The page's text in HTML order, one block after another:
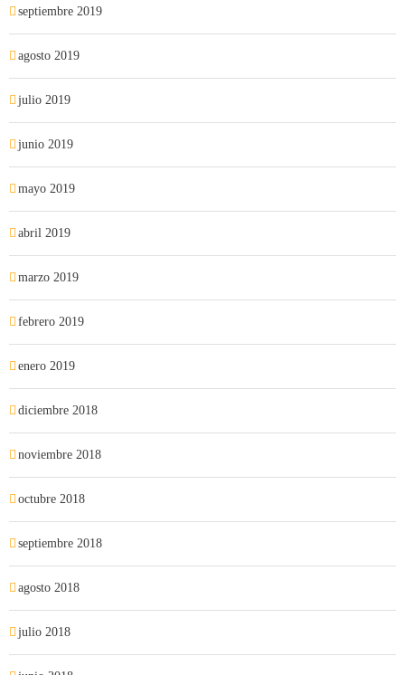
septiembre 2019
agosto 2019
julio 2019
junio 2019
mayo 2019
abril 2019
marzo 2019
febrero 2019
enero 2019
diciembre 2018
noviembre 2018
octubre 2018
septiembre 2018
agosto 2018
julio 2018